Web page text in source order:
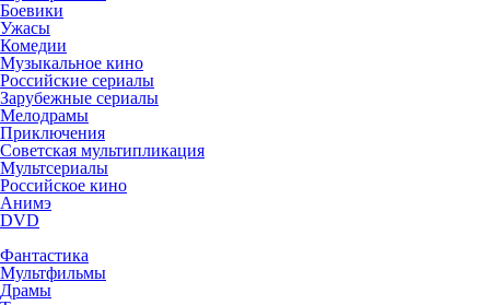
Боевики
Ужасы
Комедии
Музыкальное кино
Российские сериалы
Зарубежные сериалы
Мелодрамы
Приключения
Советская мультипликация
Мультсериалы
Российское кино
Анимэ
DVD
Фантастика
Мультфильмы
Драмы